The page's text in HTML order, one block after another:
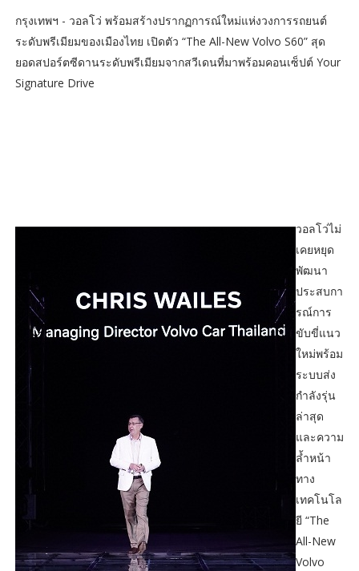
กรุงเทพฯ - วอลโว่ พร้อมสร้างปรากฏการณ์ใหม่แห่งวงการรถยนต์
ระดับพรีเมียมของเมืองไทย เปิดตัว “The All-New Volvo S60” สุด
ยอดสปอร์ตซีดานระดับพรีเมียมจากสวีเดนที่มาพร้อมคอนเซ็ปต์ Your
Signature Drive
วอลโว่ไม่
เคยหยุด
พัฒนา
ประสบกา
รณ์การ
ขับขี่แนว
ใหม่พร้อม
ระบบส่ง
กำลังรุ่น
ล่าสุด
และความ
ล้ำหน้า
ทาง
เทคโนโล
ยี “The
All-New
Volvo